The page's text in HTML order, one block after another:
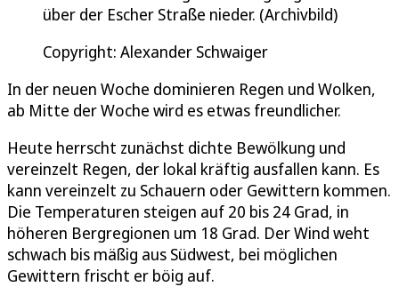
über der Escher Straße nieder. (Archivbild)
Copyright: Alexander Schwaiger
In der neuen Woche dominieren Regen und Wolken,
ab Mitte der Woche wird es etwas freundlicher.
Heute herrscht zunächst dichte Bewölkung und
vereinzelt Regen, der lokal kräftig ausfallen kann. Es
kann vereinzelt zu Schauern oder Gewittern kommen.
Die Temperaturen steigen auf 20 bis 24 Grad, in
höheren Bergregionen um 18 Grad. Der Wind weht
schwach bis mäßig aus Südwest, bei möglichen
Gewittern frischt er böig auf.